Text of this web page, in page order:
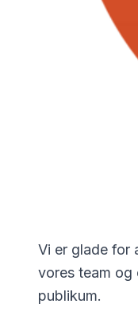
Vi er glade for
vores team
publikum.